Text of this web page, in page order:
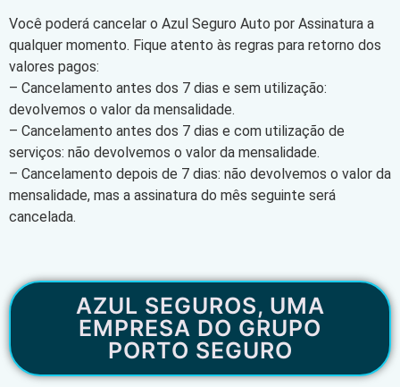
Você poderá cancelar o Azul Seguro Auto por Assinatura a
qualquer momento. Fique atento às regras para retorno dos
valores pagos:
– Cancelamento antes dos 7 dias e sem utilização:
devolvemos o valor da mensalidade.
– Cancelamento antes dos 7 dias e com utilização de
serviços: não devolvemos o valor da mensalidade.
– Cancelamento depois de 7 dias: não devolvemos o valor da
mensalidade, mas a assinatura do mês seguinte será
cancelada.
AZUL SEGUROS, UMA
EMPRESA DO GRUPO
PORTO SEGURO